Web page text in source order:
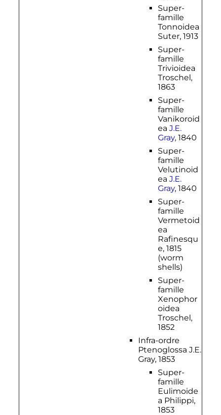
Super-
famille
Tonnoidea
Suter, 1913
Super-
famille
Trivioidea
Troschel,
1863
Super-
famille
Vanikoroid
ea J.E.
Gray, 1840
Super-
famille
Velutinoid
ea J.E.
Gray, 1840
Super-
famille
Vermetoid
ea
Rafinesqu
e, 1815
(worm
shells)
Super-
famille
Xenophor
oidea
Troschel,
1852
Infra-ordre
Ptenoglossa J.E.
Gray, 1853
Super-
famille
Eulimoide
a Philippi,
1853